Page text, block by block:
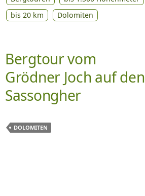
bis 20 km
Dolomiten
Bergtour vom
Grödner Joch auf den
Sassongher
DOLOMITEN